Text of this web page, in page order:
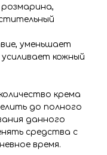
розмарина,
уменьшает
кожный
крема
до полного
данного
средства с
время.